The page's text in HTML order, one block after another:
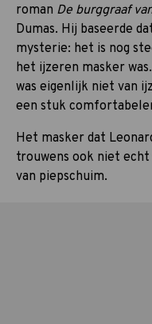
roman De burggraaf
Dumas. Hij baseerde
mysterie: het is nog
het ijzeren masker
was eigenlijk niet van
een stuk
Het masker dat
trouwens ook niet
van piepschuim.